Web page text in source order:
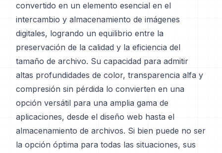
convertido en un elemento esencial en el
intercambio y almacenamiento de imágenes
digitales, logrando un equilibrio entre la
preservación de la calidad y la eficiencia del
tamaño de archivo. Su capacidad para admitir
altas profundidades de color, transparencia alfa y
compresión sin pérdida lo convierten en una
opción versátil para una amplia gama de
aplicaciones, desde el diseño web hasta el
almacenamiento de archivos. Si bien puede no ser
la opción óptima para todas las situaciones, sus